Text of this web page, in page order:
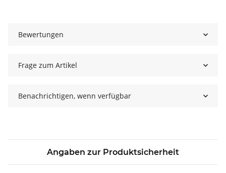
Bewertungen
Frage zum Artikel
Benachrichtigen, wenn verfügbar
Angaben zur Produktsicherheit